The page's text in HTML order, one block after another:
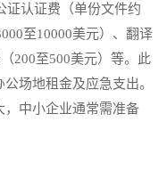
证认证费（单份文件约
至10000美元）、翻译
200至500美元）等。此
场地租金及应急支出。
，中小企业通常需准备